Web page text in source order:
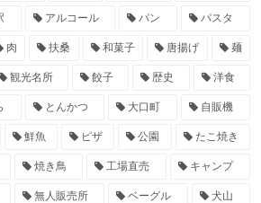
アルコール パン パスタ
肉 扶桑 和菓子 唐揚げ 麺
観光名所 餃子 歴史 洋食
とんかつ 大口町 自販機
鮮魚 ピザ 公園 たこ焼き
焼き鳥 工場直売 キャンプ
無人販売所 ベーグル 犬山